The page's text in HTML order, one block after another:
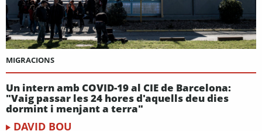
MIGRACIONS
Un intern amb COVID-19 al CIE de Barcelona:
"Vaig passar les 24 hores d'aquells deu dies
dormint i menjant a terra"
DAVID BOU